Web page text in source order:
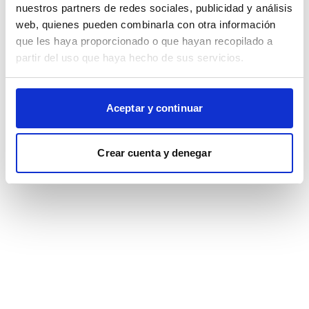
nuestros partners de redes sociales, publicidad y análisis
web, quienes pueden combinarla con otra información
que les haya proporcionado o que hayan recopilado a
partir del uso que haya hecho de sus servicios.
Aceptar y continuar
Crear cuenta y denegar
browser console for more information).